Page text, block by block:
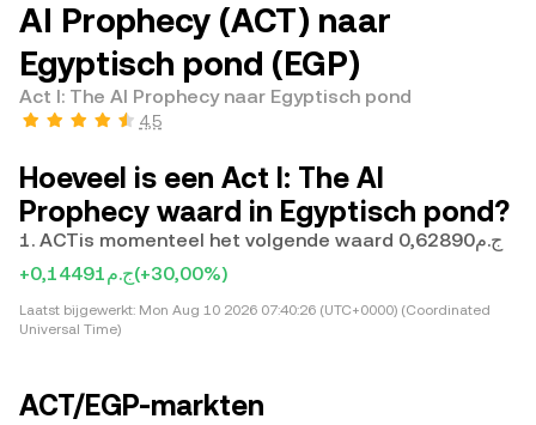
AI Prophecy (ACT) naar
Egyptisch pond (EGP)
Act I: The AI Prophecy naar Egyptisch pond
4,5
Hoeveel is een Act I: The AI
Prophecy waard in Egyptisch pond?
1. ACTis momenteel het volgende waard ج.م0,62890
+ج.م0,14491(+30,00%)
Laatst bijgewerkt: Mon Aug 10 2026 07:40:26 (UTC+0000) (Coordinated
Universal Time)
ACT/EGP-markten